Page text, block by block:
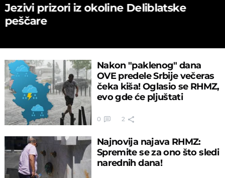
Jezivi prizori iz okoline Deliblatske
peščare
Nakon "paklenog" dana
OVE predele Srbije večeras
čeka kiša! Oglasio se RHMZ,
evo gde će pljuštati
0 2
Najnovija najava RHMZ:
Spremite se za ono što sledi
narednih dana!